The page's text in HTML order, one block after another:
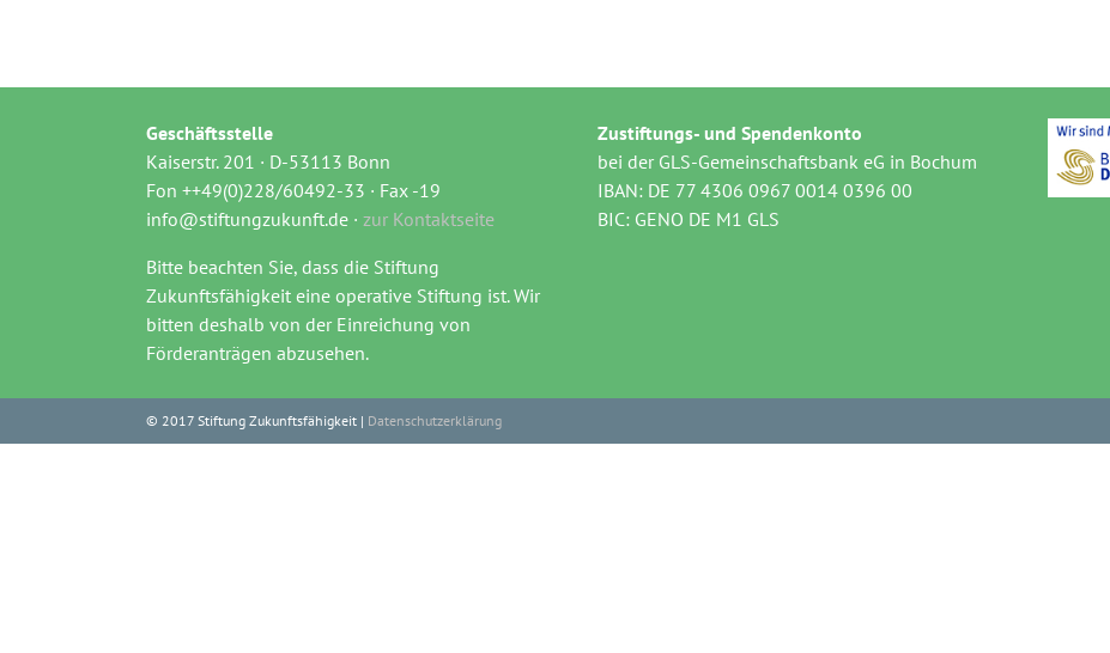
Geschäftsstelle
Kaiserstr. 201 · D-53113 Bonn
Fon ++49(0)228/60492-33 · Fax -19
info@stiftungzukunft.de · zur Kontaktseite
Bitte beachten Sie, dass die Stiftung
Zukunftsfähigkeit eine operative Stiftung ist. Wir
bitten deshalb von der Einreichung von
Förderanträgen abzusehen.
Zustiftungs- und Spendenkonto
bei der GLS-Gemeinschaftsbank eG in Bochum
IBAN: DE 77 4306 0967 0014 0396 00
BIC: GENO DE M1 GLS
© 2017 Stiftung Zukunftsfähigkeit | Datenschutzerklärung